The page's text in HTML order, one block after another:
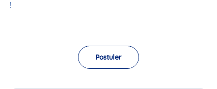
!
Postuler